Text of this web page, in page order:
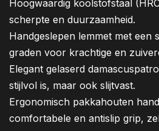
Hoogwaardig koolstofstaal
scherpte en duurzaamheid.
Handgeslepen lemmet met een
graden voor krachtige en
Elegant gelaserd
stijlvol is, maar ook slijtvast.
Ergonomisch pakkahouten
comfortabele en antislip grip,